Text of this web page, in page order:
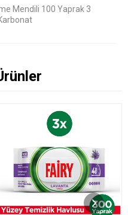
Mendili 100 Yaprak 3